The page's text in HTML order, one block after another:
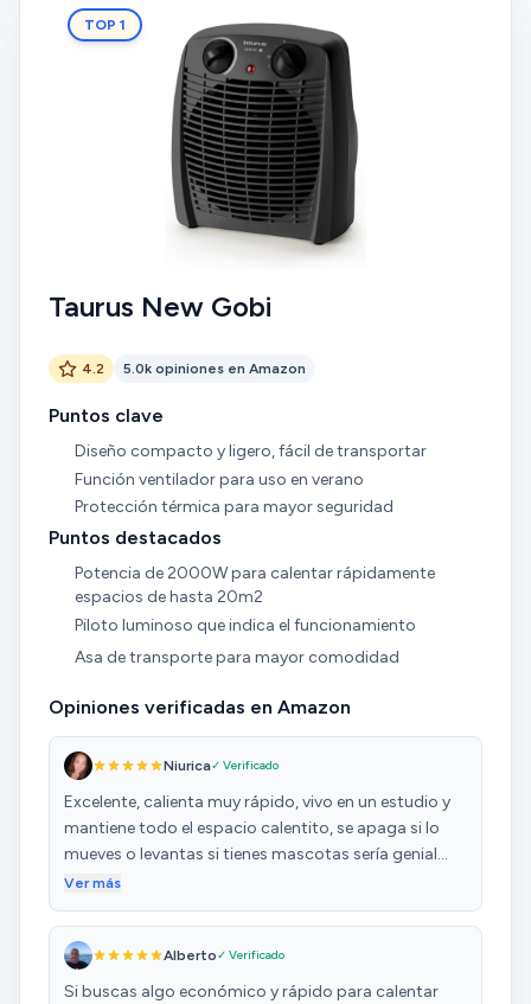
TOP 1
Taurus New Gobi
4.2 5.0k opiniones en Amazon
Puntos clave
Diseño compacto y ligero, fácil de transportar
Función ventilador para uso en verano
Protección térmica para mayor seguridad
Puntos destacados
Potencia de 2000W para calentar rápidamente
espacios de hasta 20m2
Piloto luminoso que indica el funcionamiento
Asa de transporte para mayor comodidad
Opiniones verificadas en Amazon
Niurica✓ Verificado
Excelente, calienta muy rápido, vivo en un estudio y
mantiene todo el espacio calentito, se apaga si lo
mueves o levantas si tienes mascotas sería genial
también sirve como ventilador para el verano en fin
Ver más
Alberto✓ Verificado
Si buscas algo económico y rápido para calentar